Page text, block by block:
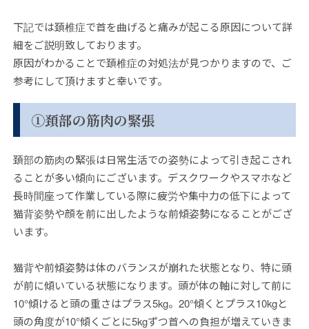
下記では頚椎症で首を曲げると痛みが起こる原因について詳
細をご説明致しております。
原因がわかることで頚椎症の対処法が見つかりますので、ご
参考にして頂けますと幸いです。
①頚部の筋肉の緊張
頚部の筋肉の緊張は日常生活での姿勢によって引き起こされ
ることが多い傾向にございます。デスクワークやスマホなど
長時間座って作業している際に疲労や集中力の低下によって
猫背姿勢や顔を前に出したような前傾姿勢になることがござ
います。
猫背や前傾姿勢は体のバランスが崩れた状態となり、特に頭
が前に傾いている状態になります。頭が体の軸に対して前に
10°傾けると頭の重さはプラス5kg。20°傾くとプラス10kgと
頭の角度が10°傾くごとに5kgずつ首への負担が増えていきま